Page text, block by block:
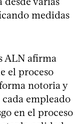
medidas
ALN afirma
el proceso
notoria y
empleado
en el proceso